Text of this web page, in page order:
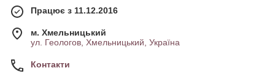
Працює з 11.12.2016
м. Хмельницький
ул. Геологов, Хмельницький, Україна
Контакти